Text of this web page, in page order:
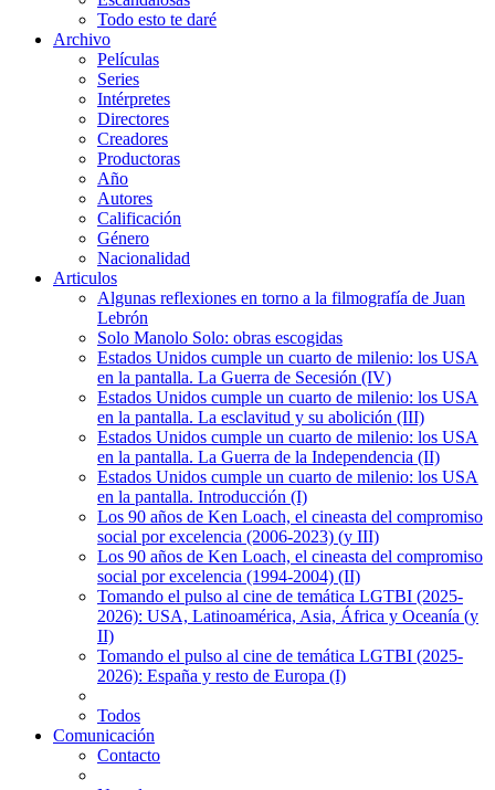
Todo esto te daré
Archivo
Películas
Series
Intérpretes
Directores
Creadores
Productoras
Año
Autores
Calificación
Género
Nacionalidad
Articulos
Algunas reflexiones en torno a la filmografía de Juan
Lebrón
Solo Manolo Solo: obras escogidas
Estados Unidos cumple un cuarto de milenio: los USA
en la pantalla. La Guerra de Secesión (IV)
Estados Unidos cumple un cuarto de milenio: los USA
en la pantalla. La esclavitud y su abolición (III)
Estados Unidos cumple un cuarto de milenio: los USA
en la pantalla. La Guerra de la Independencia (II)
Estados Unidos cumple un cuarto de milenio: los USA
en la pantalla. Introducción (I)
Los 90 años de Ken Loach, el cineasta del compromiso
social por excelencia (2006-2023) (y III)
Los 90 años de Ken Loach, el cineasta del compromiso
social por excelencia (1994-2004) (II)
Tomando el pulso al cine de temática LGTBI (2025-
2026): USA, Latinoamérica, Asia, África y Oceanía (y
II)
Tomando el pulso al cine de temática LGTBI (2025-
2026): España y resto de Europa (I)
Todos
Comunicación
Contacto